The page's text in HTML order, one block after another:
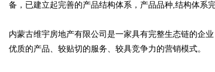
备，已建立起完善的产品结构体系，产品品种,结构体系
内蒙古维宇房地产有限公司是一家具有完整生态链的企
优质的产品、较贴切的服务、较具竞争力的营销模式。